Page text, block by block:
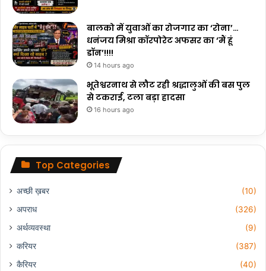
बालको में युवाओं का रोजगार का ‘रोना’…
धनंजय मिश्रा कॉरपोरेट अफसर का ‘मैं हूं
डॉन’!!!!
14 hours ago
भूतेश्वरनाथ से लौट रही श्रद्धालुओं की बस पुल
से टकराई, टला बड़ा हादसा
16 hours ago
Top Categories
अच्छी ख़बर
(10)
अपराध
(326)
अर्थव्यवस्था
(9)
करियर
(387)
कैरियर
(40)